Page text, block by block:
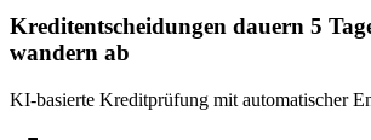
Kreditentscheidungen dauern 5
wandern ab
KI-basierte Kreditprüfung mit automatischer